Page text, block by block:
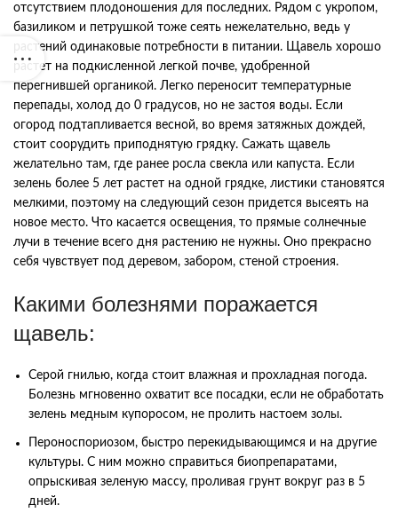
отсутствием плодоношения для последних. Рядом с укропом,
базиликом и петрушкой тоже сеять нежелательно, ведь у
растений одинаковые потребности в питании. Щавель хорошо
растет на подкисленной легкой почве, удобренной
перегнившей органикой. Легко переносит температурные
перепады, холод до 0 градусов, но не застоя воды. Если
огород подтапливается весной, во время затяжных дождей,
стоит соорудить приподнятую грядку. Сажать щавель
желательно там, где ранее росла свекла или капуста. Если
зелень более 5 лет растет на одной грядке, листики становятся
мелкими, поэтому на следующий сезон придется высеять на
новое место. Что касается освещения, то прямые солнечные
лучи в течение всего дня растению не нужны. Оно прекрасно
себя чувствует под деревом, забором, стеной строения.
Какими болезнями поражается
щавель:
Серой гнилью, когда стоит влажная и прохладная погода.
Болезнь мгновенно охватит все посадки, если не обработать
зелень медным купоросом, не пролить настоем золы.
Пероноспориозом, быстро перекидывающимся и на другие
культуры. С ним можно справиться биопрепаратами,
опрыскивая зеленую массу, проливая грунт вокруг раз в 5
дней.